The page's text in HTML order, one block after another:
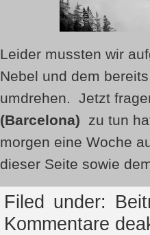
Leider mussten wir
Nebel und dem
umdrehen. Jetzt
(Barcelona) zu tun
morgen eine Woche
dieser Seite sowie
Filed under:
Kommentare